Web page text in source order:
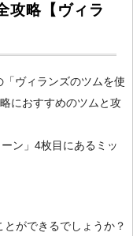
攻略【ヴィラ
ヴィランズのツムを使
におすすめのツムと攻
ン」4枚目にあるミッ
ができるでしょうか？